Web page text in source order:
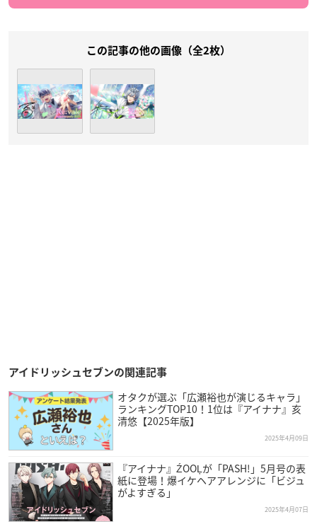
この記事の他の画像（全2枚）
アイドリッシュセブンの関連記事
オタクが選ぶ「広瀬裕也が演じるキャラ」
ランキングTOP10！1位は『アイナナ』亥
清悠【2025年版】
2025年4月09日
『アイナナ』ŹOOĻが「PASH!」5月号の表
紙に登場！爆イケヘアアレンジに「ビジュ
がよすぎる」
2025年4月07日